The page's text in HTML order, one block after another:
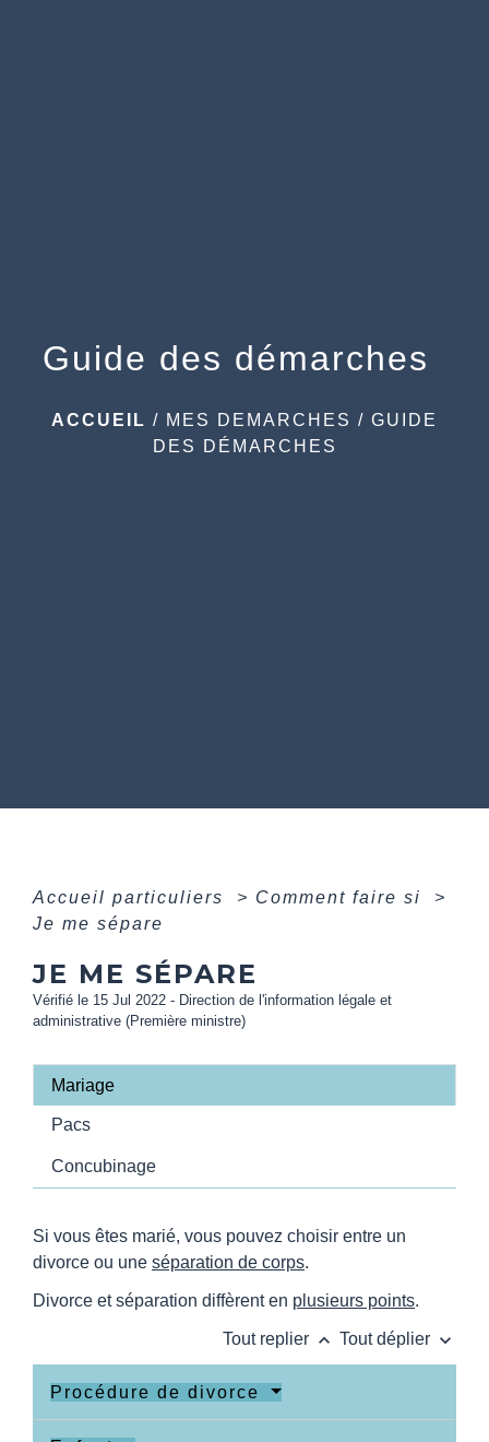
Guide des démarches
ACCUEIL / MES DEMARCHES / GUIDE
DES DÉMARCHES
Accueil particuliers > Comment faire si
>
Je me sépare
JE ME SÉPARE
Vérifié le 15 Jul 2022 - Direction de l'information légale et
administrative (Première ministre)
Mariage
Pacs
Concubinage
Si vous êtes marié, vous pouvez choisir entre un
divorce ou une séparation de corps.
Divorce et séparation diffèrent en plusieurs points.
Tout replier keyboard_arrow_up Tout déplier keyboard_arrow_down
Procédure de divorce